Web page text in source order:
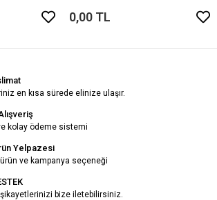
0,00 TL
en kısa sürede elinize ulaşır.
kolay ödeme sistemi
Yelpazesi
ve kampanya seçeneği
bize iletebilirsiniz.